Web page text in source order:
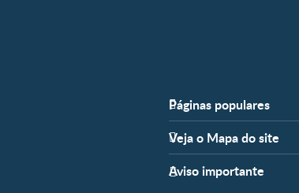
Páginas populares
Apoio
FAQ
Nossos Artigos
Veja o Mapa do site
Fases
Pré-Concepção
Aviso importante